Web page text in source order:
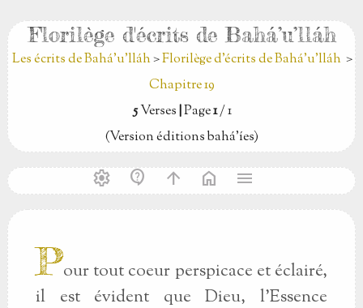
Florilège d'écrits de Bahá’u’lláh
Les écrits de Bahá’u’lláh>Florilège d'écrits de Bahá’u’lláh>
Chapitre 19
5Verses|Page1/ 1
(Version éditions bahá’íes)
settings contact_support arrow_upward home menu
Pour tout coeur perspicace et éclairé,
il est évident que Dieu, l’Essence